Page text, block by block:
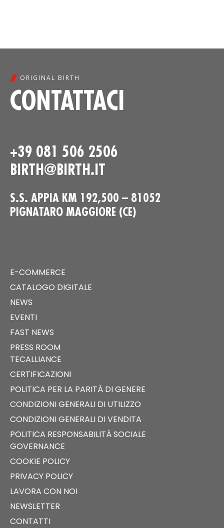
ORIGINAL BIRTH
CONTATTACI
+39 081 506 2506
BIRTH@BIRTH.IT
S.S. APPIA KM 192,500 – 81052
PIGNATARO MAGGIORE (CE)
E-COMMERCE
CATALOGO DIGITALE
NEWS
EVENTI
FAST NEWS
PRESS ROOM
TECALLIANCE
CERTIFICAZIONI
POLITICA PER LA PARITÀ DI GENERE
CONDIZIONI GENERALI DI UTILIZZO
CONDIZIONI GENERALI DI VENDITA
POLITICA RESPONSABILITÀ SOCIALE
GOVERNANCE
COOKIE POLICY
PRIVACY POLICY
LAVORA CON NOI
NEWSLETTER
CONTATTI